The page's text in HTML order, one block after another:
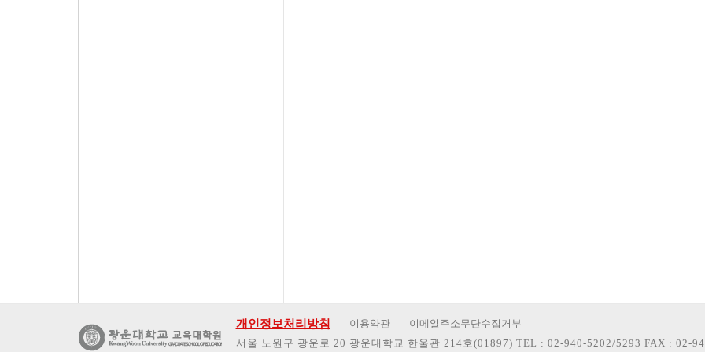
개인정보처리방침 이용약관
이메일주소무단수집거부
서울 노원구 광운로 20 광운대학교 한울관 214호(01897) TEL : 02-940-5202/5293 FAX : 02-